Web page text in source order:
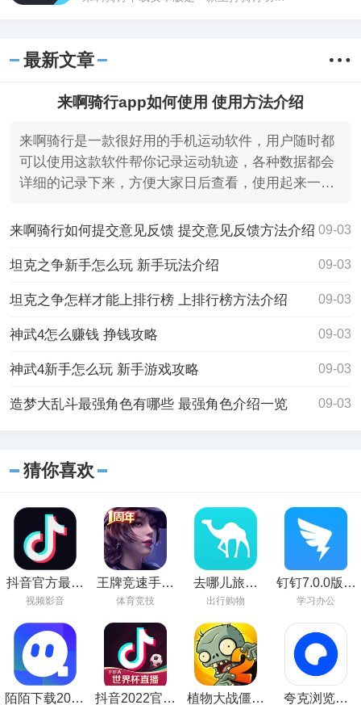
以免费
最新文章
来啊骑行app如何使用 使用方法介绍
来啊骑行是一款很好用的手机运动软件，用户随时都
可以使用这款软件帮你记录运动轨迹，各种数据都会
详细的记录下来，方便大家日后查看，使用起来一点
来啊骑行如何提交意见反馈 提交意见反馈方法介绍 09-03
坦克之争新手怎么玩 新手玩法介绍 09-03
坦克之争怎样才能上排行榜 上排行榜方法介绍 09-03
神武4怎么赚钱 挣钱攻略 09-03
神武4新手怎么玩 新手游戏攻略 09-03
造梦大乱斗最强角色有哪些 最强角色介绍一览 09-03
猜你喜欢
抖音官方最新
版下载
视频影音
王牌竞速手游
下载
体育竞技
去哪儿旅行
app官方下载
出行购物
钉钉7.0.0版下
载
学习办公
陌陌下载2023 抖音2022官方 植物大战僵尸 夸克浏览器